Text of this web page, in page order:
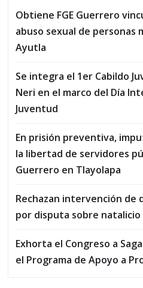
Obtiene FGE Guerrero
abuso sexual de personas
Ayutla
Se integra el 1er Cabildo
Neri en el marco del Día
Juventud
En prisión preventiva,
la libertad de servidores
Guerrero en Tlayolapa
Rechazan intervención de
por disputa sobre
Exhorta el Congreso a
el Programa de Apoyo a